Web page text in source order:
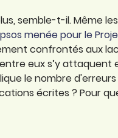
semble-t-il. Même les
menée pour le
confrontés aux
eux s’y attaquent
le nombre
écrites ? Pour